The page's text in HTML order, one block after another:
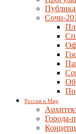
Сочи-
Россия и Мир
Города-